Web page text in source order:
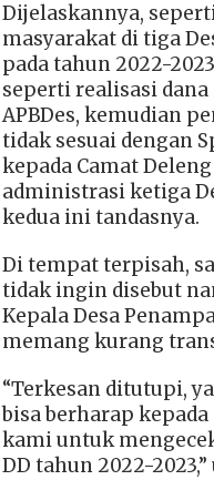
Dijelaskannya,
masyarakat di tiga
pada tahun 2022-
seperti realisasi dana
APBDes, kemudian
tidak sesuai dengan
kepada Camat
administrasi ketiga
kedua ini tandasnya.
Di tempat terpisah,
tidak ingin disebut
Kepala Desa
memang kurang
“Terkesan ditutupi,
bisa berharap
kami untuk
DD tahun 2022-